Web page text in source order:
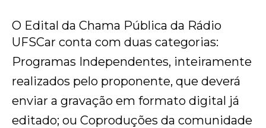
O Edital da Chama Pública da Rádio
UFSCar conta com duas categorias:
Programas Independentes, inteiramente
realizados pelo proponente, que deverá
enviar a gravação em formato digital já
editado; ou Coproduções da comunidade